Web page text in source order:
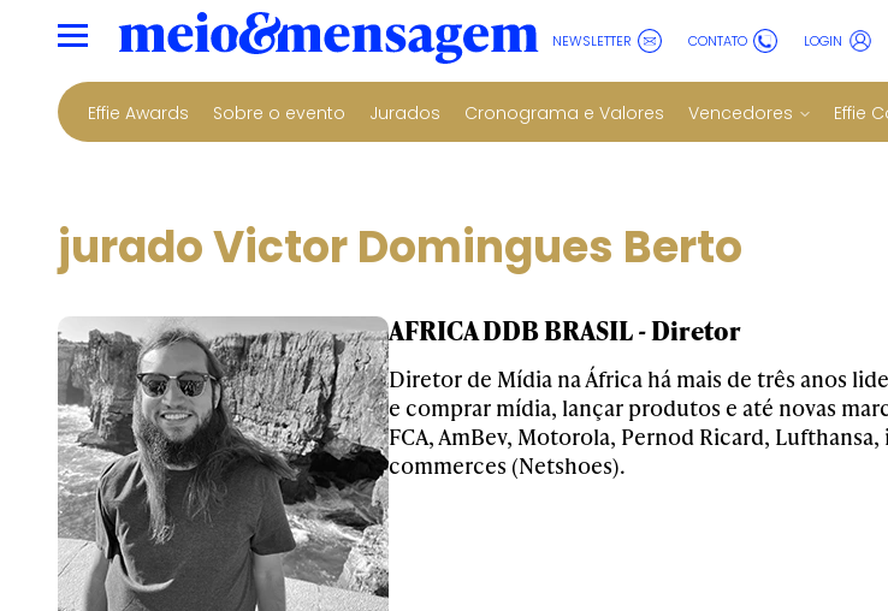
NEWSLETTER CONTATO LOGIN
Effie Awards Sobre o evento Jurados Cronograma e Valores Vencedores Effie
jurado Victor Domingues Berto
AFRICA DDB BRASIL - Diretor
Diretor de Mídia na África há mais de três anos
e comprar mídia, lançar produtos e até novas
FCA, AmBev, Motorola, Pernod Ricard,
commerces (Netshoes).